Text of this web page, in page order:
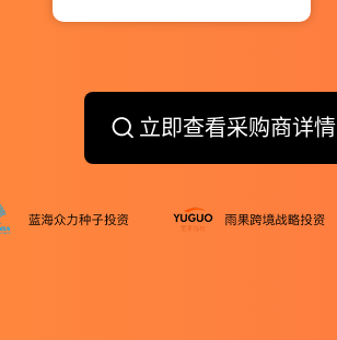
立即查看采购商详情